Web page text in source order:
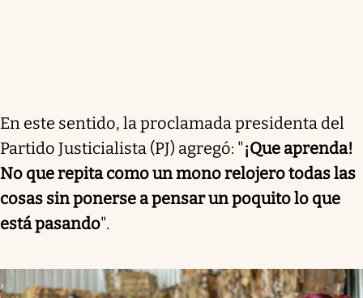
En este sentido, la proclamada presidenta del
Partido Justicialista (PJ) agregó: "¡Que aprenda!
No que repita como un mono relojero todas las
cosas sin ponerse a pensar un poquito lo que
está pasando".